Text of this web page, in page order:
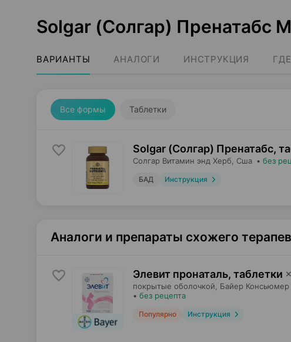
Solgar (Солгар) Пренатабс
ВАРИАНТЫ АНАЛОГИ ИНСТРУКЦИЯ
Все формы Таблетки
Solgar (Солгар) Пренатабс,
Солгар Витамин энд Херб , Сша • без
БАД Инструкция
Аналоги и препараты схожего
Элевит пронаталь, таблетки ×
покрытые оболочкой, Байер Консьюмер
• без рецепта
Популярно Инструкция